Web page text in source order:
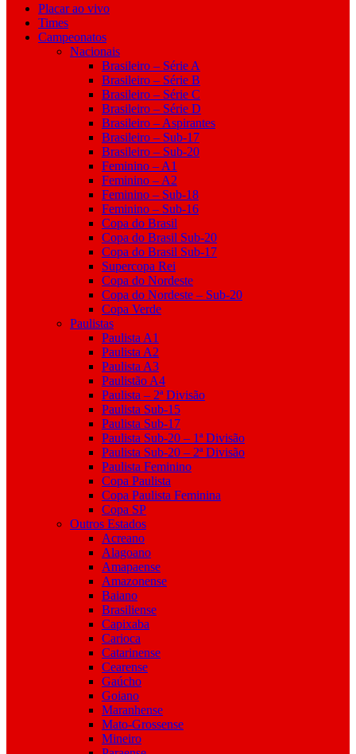
Placar ao vivo
Times
Campeonatos
Nacionais
Brasileiro – Série A
Brasileiro – Série B
Brasileiro – Série C
Brasileiro – Série D
Brasileiro – Aspirantes
Brasileiro – Sub-17
Brasileiro – Sub-20
Feminino – A1
Feminino – A2
Feminino – Sub-18
Feminino – Sub-16
Copa do Brasil
Copa do Brasil Sub-20
Copa do Brasil Sub-17
Supercopa Rei
Copa do Nordeste
Copa do Nordeste – Sub-20
Copa Verde
Paulistas
Paulista A1
Paulista A2
Paulista A3
Paulistão A4
Paulista – 2ª Divisão
Paulista Sub-15
Paulista Sub-17
Paulista Sub-20 – 1ª Divisão
Paulista Sub-20 – 2ª Divisão
Paulista Feminino
Copa Paulista
Copa Paulista Feminina
Copa SP
Outros Estados
Acreano
Alagoano
Amapaense
Amazonense
Baiano
Brasiliense
Capixaba
Carioca
Catarinense
Cearense
Gaúcho
Goiano
Maranhense
Mato-Grossense
Mineiro